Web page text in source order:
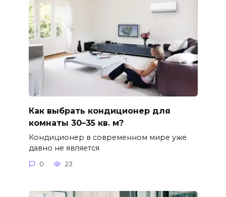
Как выбрать кондиционер для
комнаты 30–35 кв. м?
Кондиционер в современном мире уже
давно не является
0 23